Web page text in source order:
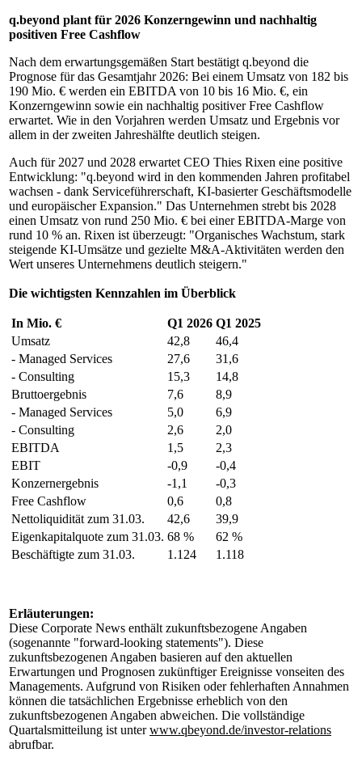
q.beyond plant für 2026 Konzerngewinn und nachhaltig
positiven Free Cashflow
Nach dem erwartungsgemäßen Start bestätigt q.beyond die
Prognose für das Gesamtjahr 2026: Bei einem Umsatz von 182 bis
190 Mio. € werden ein EBITDA von 10 bis 16 Mio. €, ein
Konzerngewinn sowie ein nachhaltig positiver Free Cashflow
erwartet. Wie in den Vorjahren werden Umsatz und Ergebnis vor
allem in der zweiten Jahreshälfte deutlich steigen.
Auch für 2027 und 2028 erwartet CEO Thies Rixen eine positive
Entwicklung: "q.beyond wird in den kommenden Jahren profitabel
wachsen - dank Serviceführerschaft, KI-basierter Geschäftsmodelle
und europäischer Expansion." Das Unternehmen strebt bis 2028
einen Umsatz von rund 250 Mio. € bei einer EBITDA-Marge von
rund 10 % an. Rixen ist überzeugt: "Organisches Wachstum, stark
steigende KI-Umsätze und gezielte M&A-Aktivitäten werden den
Wert unseres Unternehmens deutlich steigern."
Die wichtigsten Kennzahlen im Überblick
In Mio. € Q1 2026 Q1 2025
Umsatz
42,8
46,4
- Managed Services
27,6
31,6
- Consulting
15,3
14,8
Bruttoergebnis
7,6
8,9
- Managed Services
5,0
6,9
- Consulting
2,6
2,0
EBITDA
1,5
2,3
EBIT
-0,9
-0,4
Konzernergebnis
-1,1
-0,3
Free Cashflow
0,6
0,8
Nettoliquidität zum 31.03.
42,6
39,9
Eigenkapitalquote zum 31.03. 68 %
62 %
Beschäftigte zum 31.03.
1.124 1.118
Erläuterungen:
Diese Corporate News enthält zukunftsbezogene Angaben
(sogenannte "forward-looking statements"). Diese
zukunftsbezogenen Angaben basieren auf den aktuellen
Erwartungen und Prognosen zukünftiger Ereignisse vonseiten des
Managements. Aufgrund von Risiken oder fehlerhaften Annahmen
können die tatsächlichen Ergebnisse erheblich von den
zukunftsbezogenen Angaben abweichen. Die vollständige
Quartalsmitteilung ist unterwww.qbeyond.de/investor-relations
abrufbar.